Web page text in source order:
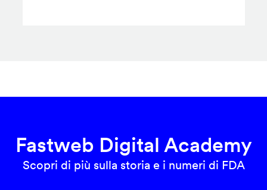
Fastweb Digital Academy
Scopri di più sulla storia e i numeri di FDA